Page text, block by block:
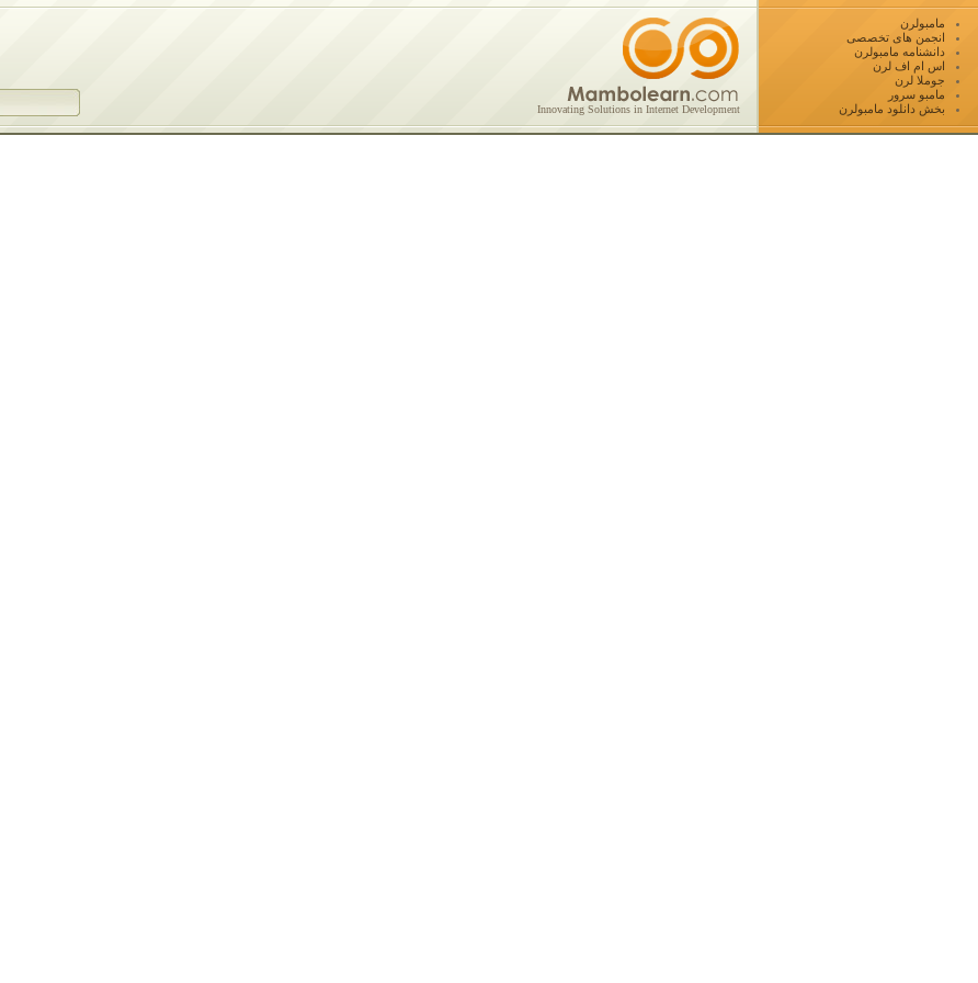
مامبولرن
انجمن های تخصصی
دانشنامه مامبولرن
اس ام اف لرن
جوملا لرن
مامبو سرور
بخش دانلود مامبولرن
Innovating Solutions in Internet Development